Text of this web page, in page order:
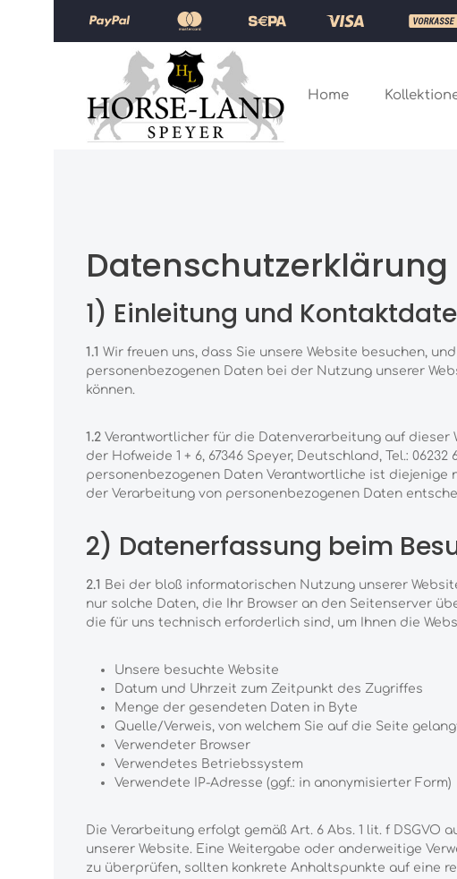
Zum Hauptinhalt springen
Zur Hauptnavigation springen
Home
Datenschutzerklärung
1) Einleitung und
1.1 Wir freuen uns, dass Sie unsere Website besuchen,
personenbezogenen Daten bei der Nutzung unserer
können.
1.2 Verantwortlicher für die Datenverarbeitung auf dieser
der Hofweide 1 + 6, 67346 Speyer, Deutschland, Tel.:
personenbezogenen Daten Verantwortliche ist
der Verarbeitung von personenbezogenen Daten
2) Datenerfassung beim
2.1 Bei der bloß informatorischen Nutzung unserer
nur solche Daten, die Ihr Browser an den Seitenserver
die für uns technisch erforderlich sind, um Ihnen die
Unsere besuchte Website
Datum und Uhrzeit zum Zeitpunkt des Zugriffes
Menge der gesendeten Daten in Byte
Quelle/Verweis, von welchem Sie auf die Seite
Verwendeter Browser
Verwendetes Betriebssystem
Verwendete IP-Adresse (ggf.: in anonymisierter Form)
Die Verarbeitung erfolgt gemäß Art. 6 Abs. 1 lit. f
unserer Website. Eine Weitergabe oder anderweitige
zu überprüfen, sollten konkrete Anhaltspunkte auf eine